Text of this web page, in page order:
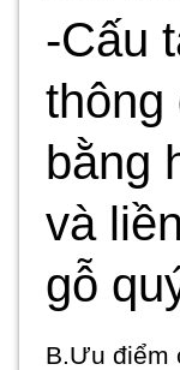
-Cấu
bằng
và
gỗ
B.Ưu điểm